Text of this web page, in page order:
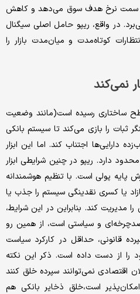
به سمت نرخ هدف سوق می‌دهد و کاهش
در واقع، ریپو حامل اصلی سیگنال
کوتاه‌مدت و میان‌مدت بازار را
نمی‌کند
ساختاری رسیده است(مانند وضعیت
ثبات را بازی می‌کند تا سیستم بانکی
دارایی‌ها اجتناب کند. اما این ابزار
دارد. ریپو در چنین شرایطی ابزار
پایه پولی است. با تنظیم هوشمندانه
یا کسری نقدینگی سیستم را جذب یا
مدیریت کند. بنابراین در این شرایط،
و سیاستی است، از همین رو
قانونی، حداقل در کارکرد سیاست
را از دست داده است. ذکر این نکته
نمی‌توانند سپرده خلق کنند
است،خلق ذخایر بانکی هم